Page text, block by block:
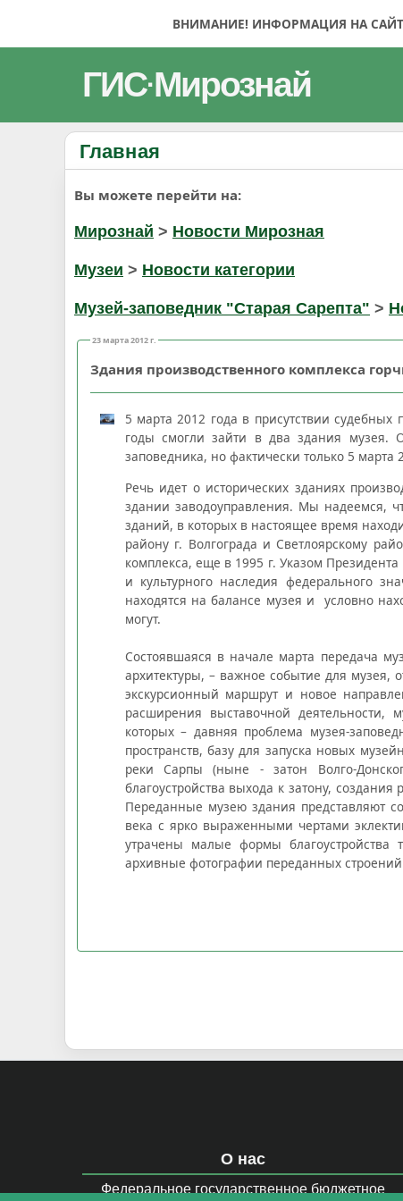
ВНИМАНИЕ! ИНФОРМАЦИЯ НА
ГИС·Мирознай
Главная
Вы можете перейти на:
Мирознай > Новости Мирозная
Музеи > Новости категории
Музей-заповедник "Старая Сарепта" >
23 марта 2012 г.
Здания производственного комплекса
5 марта 2012 года в присутствии судебных
годы смогли зайти в два здания музея.
заповедника, но фактически только 5
Речь идет о исторических зданиях
здании заводоуправления. Мы надеемся,
зданий, в которых в настоящее время
району г. Волгограда и Светлоярскому
комплекса, еще в 1995 г. Указом
и культурного наследия федерального
находятся на балансе музея и условно
могут.
Состоявшаяся в начале марта передача
архитектуры, – важное событие для музея,
экскурсионный маршрут и новое
расширения выставочной деятельности,
которых – давняя проблема музея-
пространств, базу для запуска новых
реки Сарпы (ныне - затон Волго-
благоустройства выхода к затону,
Переданные музею здания представляют
века с ярко выраженными чертами
утрачены малые формы благоустройства
архивные фотографии переданных
О нас
Федеральное государственное бюджетное